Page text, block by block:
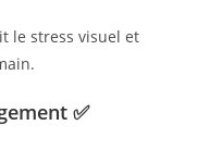
le stress visuel et
✅